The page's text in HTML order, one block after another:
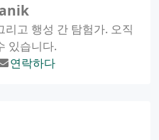
고 행성 간 탐험가. 오직
있습니다.
연락하다